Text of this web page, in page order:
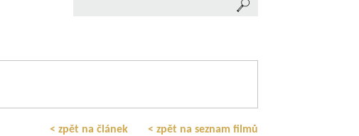
< zpět na článek < zpět na seznam filmů